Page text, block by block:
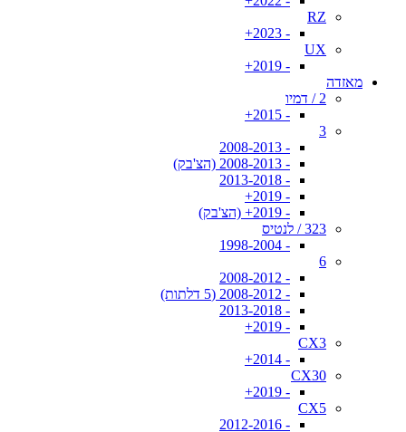
RZ
- 2023+
UX
- 2019+
מאזדה
2 / דמיו
- 2015+
3
- 2008-2013
- 2008-2013 (הצ'בק)
- 2013-2018
- 2019+
- 2019+ (הצ'בק)
323 / לנטיס
- 1998-2004
6
- 2008-2012
- 2008-2012 (5 דלתות)
- 2013-2018
- 2019+
CX3
- 2014+
CX30
- 2019+
CX5
- 2012-2016